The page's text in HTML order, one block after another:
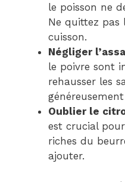
le poisson ne
Ne quittez pas
cuisson.
Négliger
le poivre sont
rehausser les
Oublier le
est crucial
riches du
ajouter.